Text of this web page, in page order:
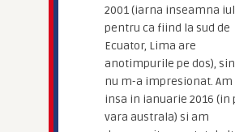
2001 (iarna inseamna
pentru ca fiind la sud de
Ecuator, Lima are
anotimpurile pe dos),
nu m-a impresionat.
insa in ianuarie 2016 (in
vara australa) si am